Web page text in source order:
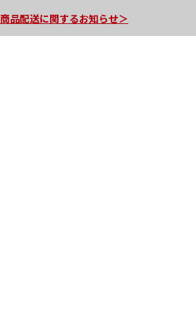
季休暇中のご注文・発送・お問い合わせ＞